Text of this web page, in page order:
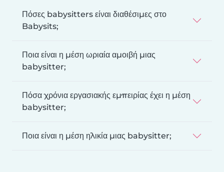
Πόσες babysitters είναι διαθέσιμες στο
Babysits;
Ποια είναι η μέση ωριαία αμοιβή μιας
babysitter;
Πόσα χρόνια εργασιακής εμπειρίας έχει η μέση
babysitter;
Ποια είναι η μέση ηλικία μιας babysitter;